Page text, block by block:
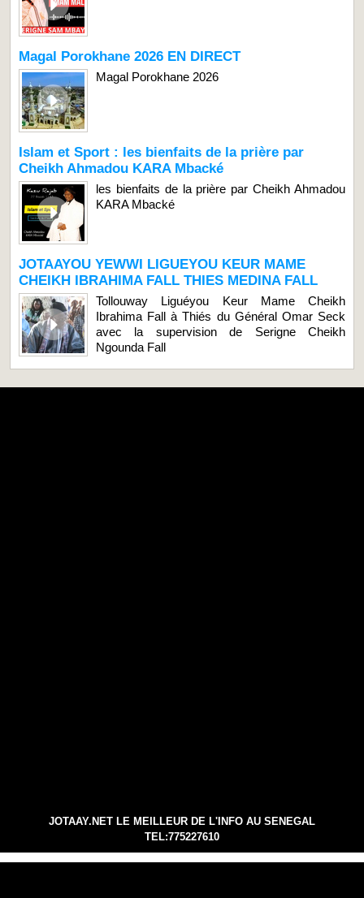
Magal Porokhane 2026 EN DIRECT
Magal Porokhane 2026
Islam et Sport : les bienfaits de la prière par
Cheikh Ahmadou KARA Mbacké
les bienfaits de la prière par Cheikh Ahmadou
KARA Mbacké
JOTAAYOU YEWWI LIGUEYOU KEUR MAME
CHEIKH IBRAHIMA FALL THIES MEDINA FALL
Tollouway Liguéyou Keur Mame Cheikh
Ibrahima Fall à Thiés du Général Omar Seck
avec la supervision de Serigne Cheikh
Ngounda Fall
JOTAAY.NET LE MEILLEUR DE L'INFO AU SENEGAL
TEL:775227610